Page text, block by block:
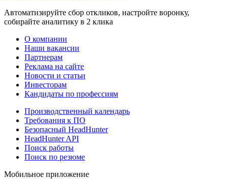
Автоматизируйте сбор откликов, настройте воронку,
собирайте аналитику в 2 клика
О компании
Наши вакансии
Партнерам
Реклама на сайте
Новости и статьи
Инвесторам
Кандидаты по профессиям
Производственный календарь
Требования к ПО
Безопасный HeadHunter
HeadHunter API
Поиск работы
Поиск по резюме
Мобильное приложение